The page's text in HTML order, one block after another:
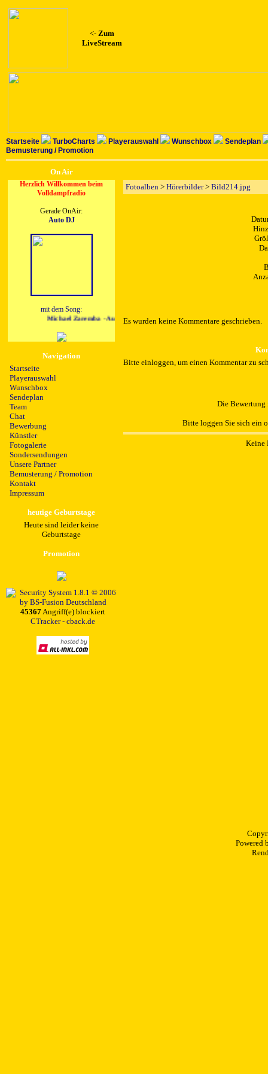
<- Zum
LiveStream
Startseite TurboCharts Playerauswahl Wunschbox
Sendeplan
Bemusterung / Promotion
On Air
Herzlich Willkommen beim
Volldampfradio
Gerade OnAir:
Auto DJ
mit dem Song:
Michael Zaremba - Aus und vorbei
Navigation
Startseite
Playerauswahl
Wunschbox
Sendeplan
Team
Chat
Bewerbung
Künstler
Fotogalerie
Sondersendungen
Unsere Partner
Bemusterung / Promotion
Kontakt
Impressum
heutige Geburtstage
Heute sind leider keine
Geburtstage
Promotion
45367Angriff(e) blockiert
CTracker - cback.de
Fotoalben > Hörerbilder> Bild214.jpg
Es wurden keine Kommentare geschrieben.
Bitte einloggen, um einen Kommentar zu
Die
Bitte loggen Sie sich ein
Keine
Powered